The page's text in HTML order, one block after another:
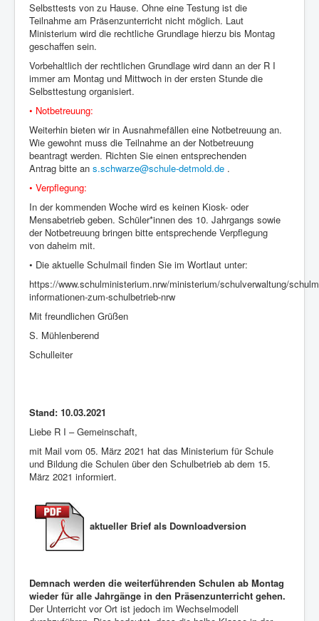
Selbsttests von zu Hause. Ohne eine Testung ist die
Teilnahme am Präsenzunterricht nicht möglich. Laut
Ministerium wird die rechtliche Grundlage hierzu bis Montag
geschaffen sein.
Vorbehaltlich der rechtlichen Grundlage wird dann an der R I
immer am Montag und Mittwoch in der ersten Stunde die
Selbsttestung organisiert.
• Notbetreuung:
Weiterhin bieten wir in Ausnahmefällen eine Notbetreuung an.
Wie gewohnt muss die Teilnahme an der Notbetreuung
beantragt werden. Richten Sie einen entsprechenden
Antrag bitte an s.schwarze@schule-detmold.de .
• Verpflegung:
In der kommenden Woche wird es keinen Kiosk- oder
Mensabetrieb geben. Schüler*innen des 10. Jahrgangs sowie
der Notbetreuung bringen bitte entsprechende Verpflegung
von daheim mit.
• Die aktuelle Schulmail finden Sie im Wortlaut unter:
https://www.schulministerium.nrw/ministerium/schulverwaltung/
informationen-zum-schulbetrieb-nrw
Mit freundlichen Grüßen
S. Mühlenberend
Schulleiter
Stand: 10.03.2021
Liebe R I – Gemeinschaft,
mit Mail vom 05. März 2021 hat das Ministerium für Schule
und Bildung die Schulen über den Schulbetrieb ab dem 15.
März 2021 informiert.
aktueller Brief als Downloadversion
Demnach werden die weiterführenden Schulen ab Montag
wieder für alle Jahrgänge in den Präsenzunterricht gehen.
Der Unterricht vor Ort ist jedoch im Wechselmodell